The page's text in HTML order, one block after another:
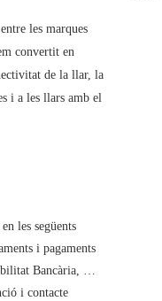
les marques
convertit en
de la llar, la
i a les llars amb el
les següents
i pagaments
Bancària, …
i contacte